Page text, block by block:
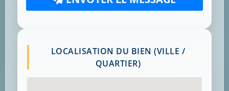
LOCALISATION DU BIEN (VILLE /
QUARTIER)